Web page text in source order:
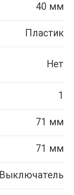
40 мм
Пластик
Нет
1
71 мм
71 мм
Выключатель